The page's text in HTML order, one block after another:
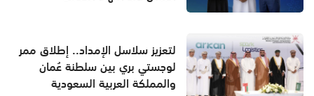
لتعزيز سلاسل الإمداد.. إطلاق ممر
لوجستي بري بين سلطنة عُمان
والمملكة العربية السعودية